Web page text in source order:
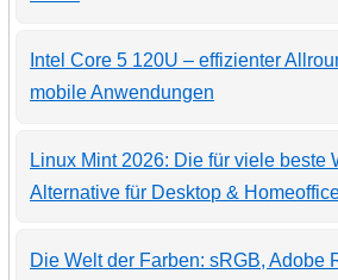
Intel Core 5 120U – effizienter
mobile Anwendungen
Linux Mint 2026: Die für viele beste
Alternative für Desktop &
Die Welt der Farben: sRGB, Adobe